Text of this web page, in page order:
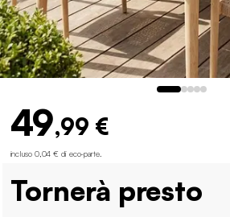
49,99 €
incluso 0,04 € di eco-parte.
Tornerà presto